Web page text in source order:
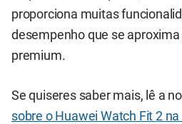
proporciona muitas
desempenho que se
premium.
Se quiseres saber mais, lê a
sobre o Huawei Watch Fit 2